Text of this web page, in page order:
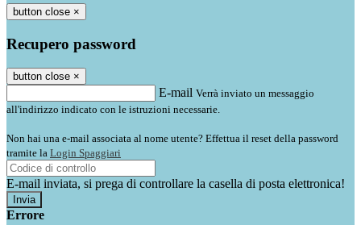
button close ×
Recupero password
button close ×
E-mail Verrà inviato un messaggio
all'indirizzo indicato con le istruzioni necessarie.
Non hai una e-mail associata al nome utente? Effettua il reset della password
tramite la Login Spaggiari
E-mail inviata, si prega di controllare la casella di posta elettronica!
Errore